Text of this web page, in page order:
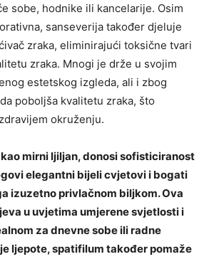
sobe, hodnike ili kancelarije. Osim
sanseverija također djeluje
zraka, eliminirajući toksične tvari
zraka. Mnogi je drže u svojim
estetskog izgleda, ali i zbog
poboljša kvalitetu zraka, što
okruženju.
mirni ljiljan, donosi sofisticiranost
elegantni bijeli cvjetovi i bogati
izuzetno privlačnom biljkom. Ova
u uvjetima umjerene svjetlosti i
za dnevne sobe ili radne
ljepote, spatifilum također pomaže